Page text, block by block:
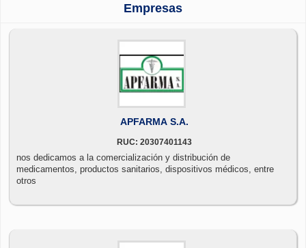
Empresas
APFARMA S.A.
RUC: 20307401143
nos dedicamos a la comercialización y distribución de
medicamentos, productos sanitarios, dispositivos médicos, entre
otros